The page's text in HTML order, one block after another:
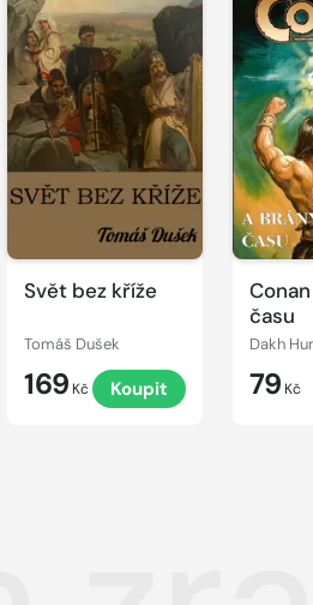
Svět bez kříže
Tomáš Dušek
169 Kč Koupit
času
Dakh
79 Kč